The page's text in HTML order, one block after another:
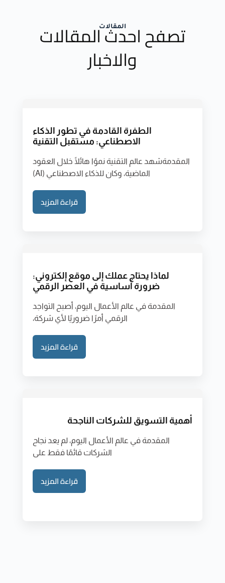
المقالات
تصفح احدث المقالات
والاخبار
الطفرة القادمة في تطور الذكاء
الاصطناعي: مستقبل التقنية
المقدمةشهد عالم التقنية نموًا هائلًا خلال العقود
الماضية، وكان للذكاء الاصطناعي (AI)
قراءة المزيد
لماذا يحتاج عملك إلى موقع إلكتروني:
ضرورة أساسية في العصر الرقمي
المقدمة في عالم الأعمال اليوم، أصبح التواجد
الرقمي أمرًا ضروريًا لأي شركة،
قراءة المزيد
أهمية التسويق للشركات الناجحة
المقدمة في عالم الأعمال اليوم، لم يعد نجاح
الشركات قائمًا فقط على
قراءة المزيد